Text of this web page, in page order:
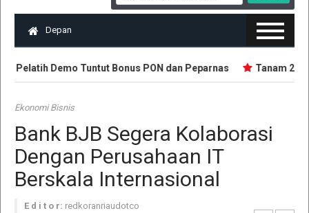
Depan
Pelatih Demo Tuntut Bonus PON dan Peparnas Tanam 2.500
Ekonomi Bisnis
Bank BJB Segera Kolaborasi
Dengan Perusahaan IT
Berskala Internasional
E d i t o r: redkoranriaudotco